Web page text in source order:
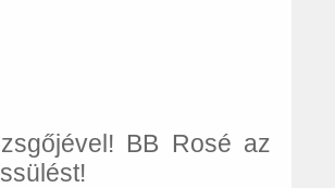
BB Rosé az